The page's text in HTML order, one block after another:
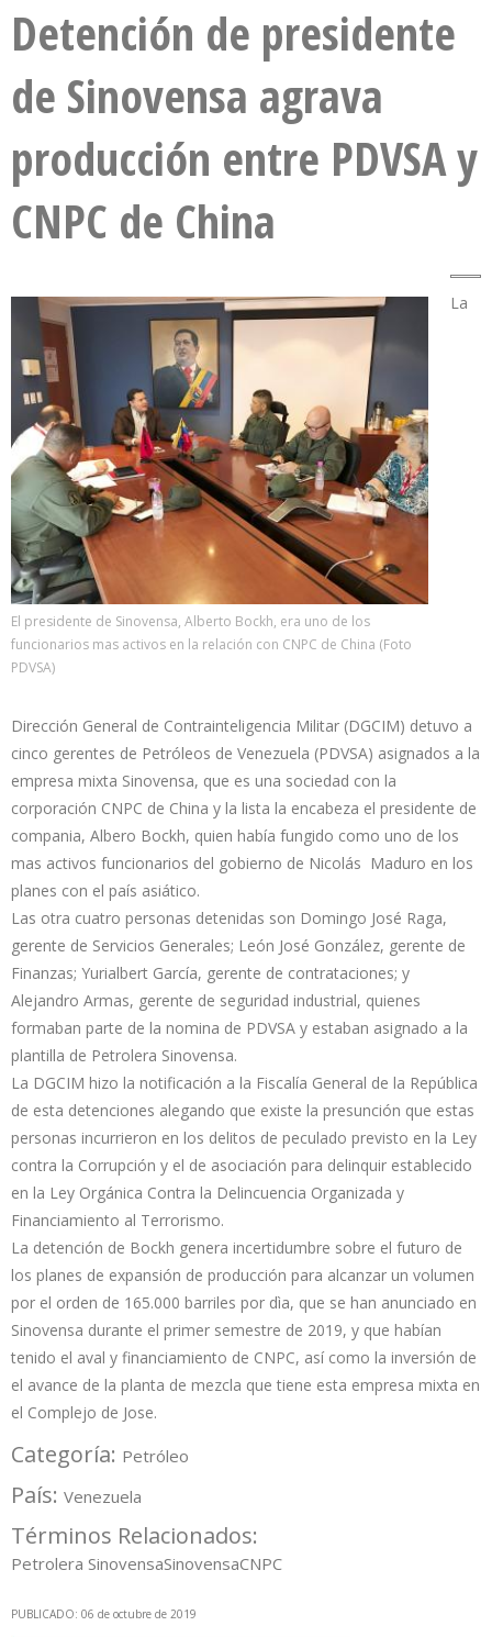
Detención de presidente
de Sinovensa agrava
producción entre PDVSA y
CNPC de China
El presidente de Sinovensa, Alberto Bockh, era uno de los
funcionarios mas activos en la relación con CNPC de China (Foto
PDVSA)
La
Dirección General de Contrainteligencia Militar (DGCIM) detuvo a
cinco gerentes de Petróleos de Venezuela (PDVSA) asignados a la
empresa mixta Sinovensa, que es una sociedad con la
corporación CNPC de China y la lista la encabeza el presidente de
compania, Albero Bockh, quien había fungido como uno de los
mas activos funcionarios del gobierno de Nicolás Maduro en los
planes con el país asiático.
Las otra cuatro personas detenidas son Domingo José Raga,
gerente de Servicios Generales; León José González, gerente de
Finanzas; Yurialbert García, gerente de contrataciones; y
Alejandro Armas, gerente de seguridad industrial, quienes
formaban parte de la nomina de PDVSA y estaban asignado a la
plantilla de Petrolera Sinovensa.
La DGCIM hizo la notificación a la Fiscalía General de la República
de esta detenciones alegando que existe la presunción que estas
personas incurrieron en los delitos de peculado previsto en la Ley
contra la Corrupción y el de asociación para delinquir establecido
en la Ley Orgánica Contra la Delincuencia Organizada y
Financiamiento al Terrorismo.
La detención de Bockh genera incertidumbre sobre el futuro de
los planes de expansión de producción para alcanzar un volumen
por el orden de 165.000 barriles por dìa, que se han anunciado en
Sinovensa durante el primer semestre de 2019, y que habían
tenido el aval y financiamiento de CNPC, así como la inversión de
el avance de la planta de mezcla que tiene esta empresa mixta en
el Complejo de Jose.
Categoría: Petróleo
País: Venezuela
Términos Relacionados:
Petrolera SinovensaSinovensaCNPC
PUBLICADO: 06 de octubre de 2019